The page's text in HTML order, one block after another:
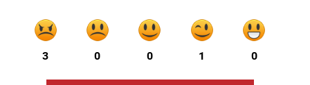
3 0 0 1 0